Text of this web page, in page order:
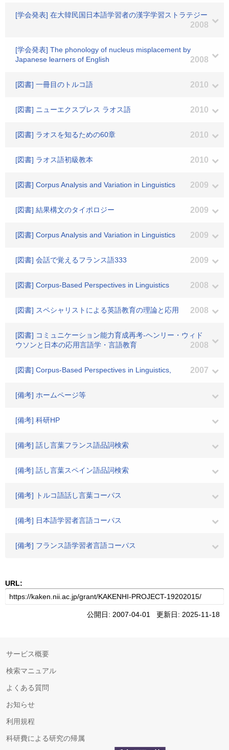
[学会発表] 在大韓民国日本語学習者の漢字学習ストラテジー
2008
[学会発表] The phonology of nucleus misplacement by
Japanese learners of English
2008
[図書] 一冊目のトルコ語 2010
[図書] ニューエクスプレス ラオス語 2010
[図書] ラオスを知るための60章 2010
[図書] ラオス語初級教本 2010
[図書] Corpus Analysis and Variation in Linguistics 2009
[図書] 結果構文のタイポロジー 2009
[図書] Corpus Analysis and Variation in Linguistics 2009
[図書] 会話で覚えるフランス語333 2009
[図書] Corpus-Based Perspectives in Linguistics 2008
[図書] スペシャリストによる英語教育の理論と応用 2008
[図書] コミュニケーション能力育成再考-ヘンリー・ウィド
ウソンと日本の応用言語学・言語教育
2008
[図書] Corpus-Based Perspectives in Linguistics, 2007
[備考] ホームページ等
[備考] 科研HP
[備考] 話し言葉フランス語品詞検索
[備考] 話し言葉スペイン語品詞検索
[備考] トルコ語話し言葉コーパス
[備考] 日本語学習者言語コーパス
[備考] フランス語学習者言語コーパス
URL:
公開日: 2007-04-01 更新日: 2025-11-18
サービス概要
検索マニュアル
よくある質問
お知らせ
利用規程
科研費による研究の帰属